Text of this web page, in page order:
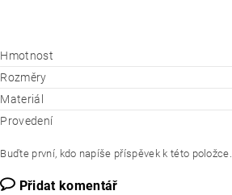
Hmotnost
Rozměry
Materiál
Provedení
Buďte první, kdo napíše příspěvek k této položce.
Přidat komentář